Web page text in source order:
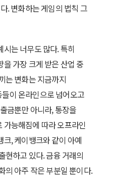
. 변화하는 게임의 법칙 그
는 너무도 많다. 특히
가장 크게 받은 산업 중
는 변화는 지금까지
이 온라인으로 넘어오고
금뿐만 아니라, 통장을
능해짐에 따라 오프라인
, 케이뱅크와 같이 아예
현하고 있다. 금융 거래의
의 아주 작은 부분일 뿐이다.